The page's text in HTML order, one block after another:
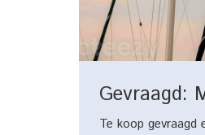
Gevraagd:
Te koop gevraagd